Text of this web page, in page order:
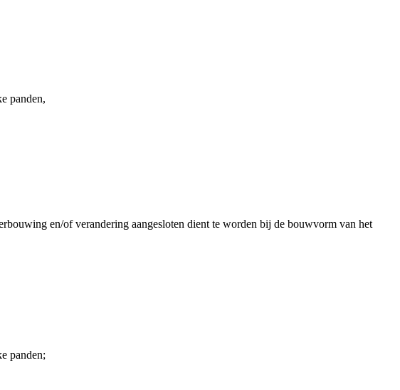
panden,
en/of verandering aangesloten dient te worden bij de bouwvorm van het
panden;